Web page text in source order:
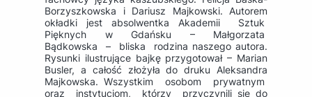
Borzyszkowska i Dariusz Majkowski. Autorem
okładki jest absolwentka Akademii Sztuk
Pięknych w Gdańsku – Małgorzata
Bądkowska – bliska rodzina naszego autora.
Rysunki ilustrujące bajkę przygotował – Marian
Busler, a całość złożyła do druku Aleksandra
Majkowska. Wszystkim osobom prywatnym
oraz instytucjom, którzy przyczynili się do